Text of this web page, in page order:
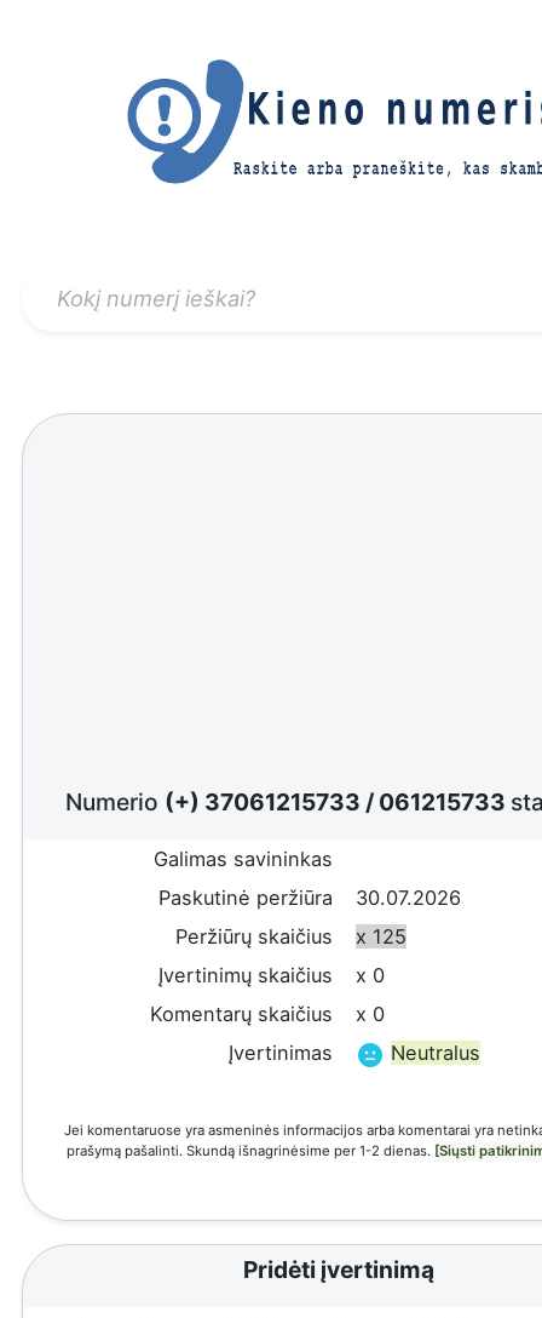
Numerio (+) 37061215733 /061215733
Galimas savininkas
Paskutinė peržiūra
30.07.2026
Peržiūrų skaičius
x 125
Įvertinimų skaičius
x 0
Komentarų skaičius
x 0
Įvertinimas
Neutralus
Jei komentaruose yra asmeninės informacijos arba komentarai yra
prašymą pašalinti. Skundą išnagrinėsime per 1-2 dienas. [Siųsti
Pridėti įvertinimą